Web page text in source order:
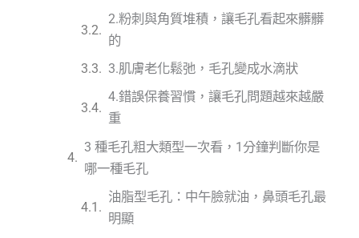
2.粉刺與角質堆積，讓毛孔看起來髒髒
的
3.肌膚老化鬆弛，毛孔變成水滴狀
4.錯誤保養習慣，讓毛孔問題越來越嚴
重
3 種毛孔粗大類型一次看，1分鐘判斷你是
哪一種毛孔
油脂型毛孔：中午臉就油，鼻頭毛孔最
明顯